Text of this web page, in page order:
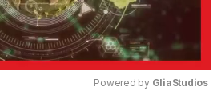
Powered by GliaStudios